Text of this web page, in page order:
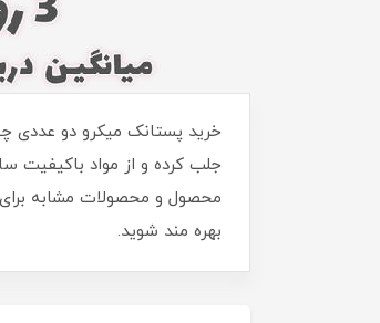
جلب کرده و از مواد باکیفیت
محصول و محصولات مشابه برای
بهره مند شوید.